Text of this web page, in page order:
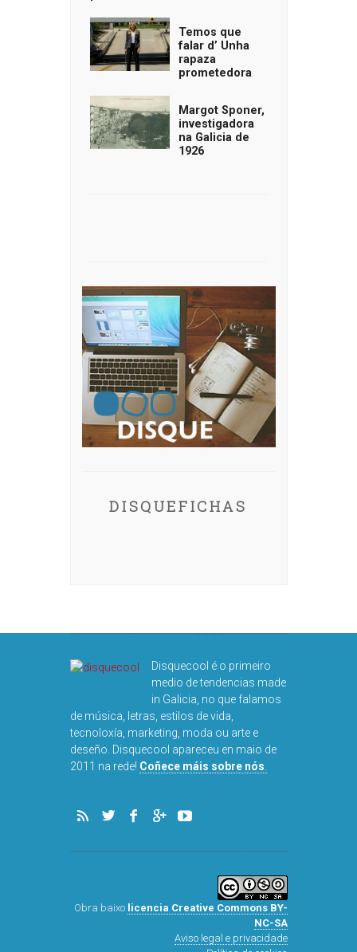
Temos que
falar d’ Unha
rapaza
prometedora
Margot Sponer,
investigadora
na Galicia de
1926
DISQUEFICHAS
Disquecool é o primeiro
medio de tendencias made
in Galicia, no que falamos
de música, letras, estilos de vida,
tecnoloxía, marketing, moda ou arte e
deseño. Disquecool apareceu en maio de
2011 na rede! Coñece máis sobre nós.
Obra baixo licencia Creative Commons BY-
NC-SA
Aviso legal e privacidade